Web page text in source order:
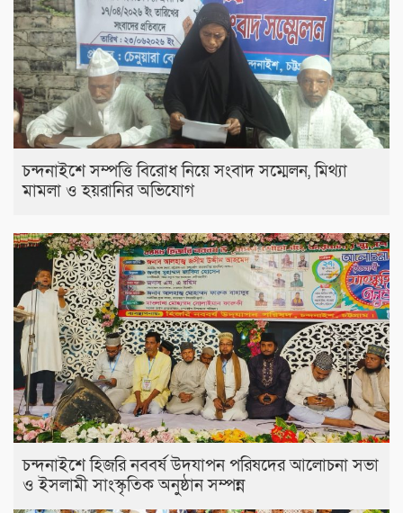
চন্দনাইশে সম্পত্তি বিরোধ নিয়ে সংবাদ সম্মেলন, মিথ্যা
মামলা ও হয়রানির অভিযোগ
চন্দনাইশে হিজরি নববর্ষ উদযাপন পরিষদের আলোচনা সভা
ও ইসলামী সাংস্কৃতিক অনুষ্ঠান সম্পন্ন